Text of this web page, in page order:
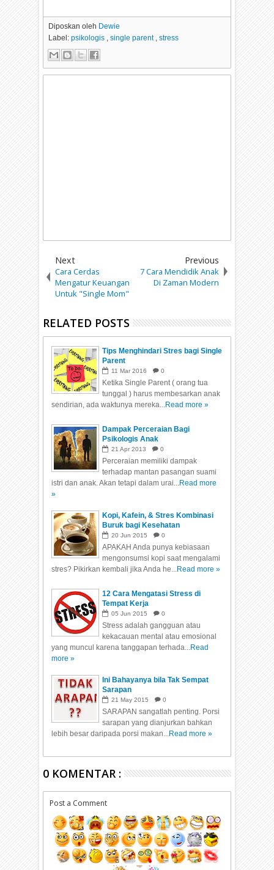
Diposkan oleh Dewie
Label:psikologis ,single parent ,stress
Next
Cara Cerdas
Mengatur Keuangan
Untuk "Single Mom"
Previous
7 Cara Mendidik Anak
Di Zaman Modern
RELATED POSTS
Tips Menghindari Stres bagi Single
Parent
11 Mar 2016 0
Ketika Single Parent ( orang tua
tunggal ) harus membesarkan anak
sendirian, ada waktunya mereka...Read more »
Dampak Perceraian Bagi
Psikologis Anak
21 Apr 2013 0
Perceraian memiliki dampak
terhadap mantan pasangan suami
istri dan anak. Akan tetapi dalam urai...Read more
»
Kopi, Kafein, & Stres Kombinasi
Buruk bagi Kesehatan
20 Jun 2015 0
APAKAH Anda punya kebiasaan
mengonsumsi kopi saat mengalami
stres? Pikirkan kembali jika Anda he...Read more »
12 Cara Mengatasi Stress di
Tempat Kerja
05 Jun 2015 0
Stress adalah gangguan atau
kekacauan mental atau emosional
yang muncul karena tanggapan terhada...Read
more »
Ini Bahayanya bila Tak Sempat
Sarapan
21 May 2015 0
SARAPAN sangatlah penting. Porsi
sarapan yang dianjurkan bahkan
lebih besar daripada porsi makan...Read more »
0 KOMENTAR :
Post a Comment